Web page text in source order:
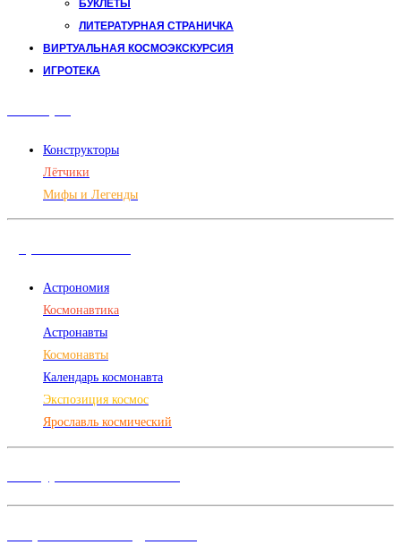
БУКЛЕТЫ
ЛИТЕРАТУРНАЯ СТРАНИЧКА
ВИРТУАЛЬНАЯ КОСМОЭКСКУРСИЯ
ИГРОТЕКА
Конструкторы
Лётчики
Мифы и Легенды
Астрономия
Космонавтика
Астронавты
Космонавты
Календарь космонавта
Экспозиция космос
Ярославль космический